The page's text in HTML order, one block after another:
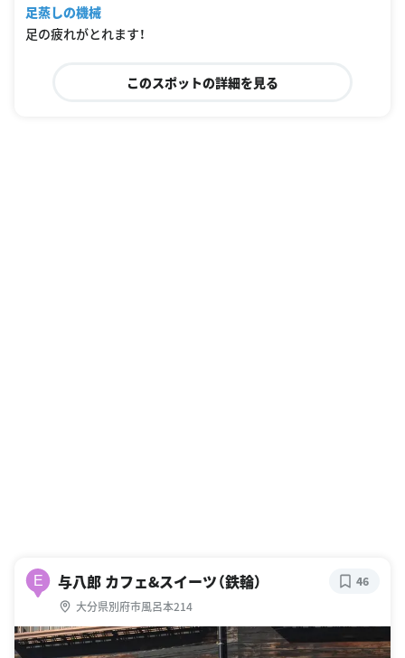
足蒸しの機械
足の疲れがとれます！
このスポットの詳細を見る
E 与八郎 カフェ&スイーツ（鉄輪）
大分県別府市風呂本214
46